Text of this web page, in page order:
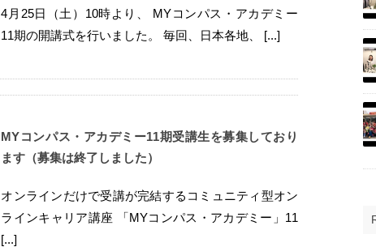
4月25日（土）10時より、 MYコンパス・アカデミー
11期の開講式を行いました。 毎回、日本各地、 [...]
MYコンパス・アカデミー11期受講生を募集しており
ます（募集は終了しました）
オンラインだけで受講が完結するコミュニティ型オン
ラインキャリア講座 「MYコンパス・アカデミー」11
[...]